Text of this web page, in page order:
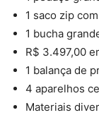
1 saco zip
1 bucha
R$ 3.497,00
1 balança de
4 aparelhos
Materiais